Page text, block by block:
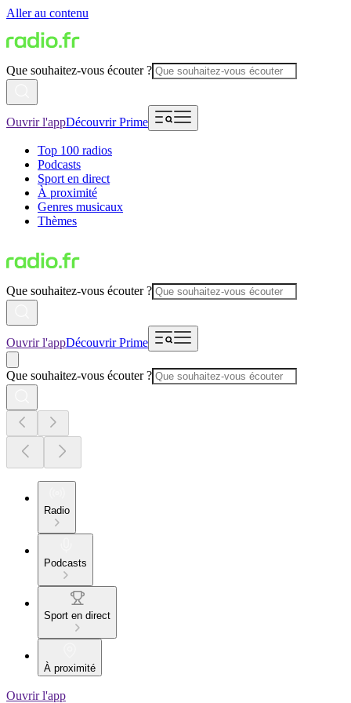
Aller au contenu
Que souhaitez-vous écouter ?
Ouvrir l'appDécouvrir Prime
Top 100 radios
Podcasts
Sport en direct
À proximité
Genres musicaux
Thèmes
Que souhaitez-vous écouter ?
Ouvrir l'appDécouvrir Prime
Que souhaitez-vous écouter ?
Radio
Podcasts
Sport en direct
À proximité
Ouvrir l'app